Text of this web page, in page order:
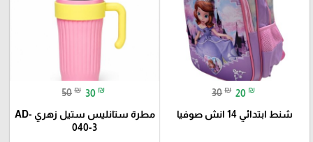
30 ₪ 20 ₪
شنط ابتدائي 14 انش صوفيا
50 ₪ 30 ₪
مطرة ستانليس ستيل زهري AD-
040-3